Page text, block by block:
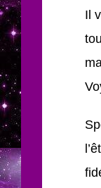
Il